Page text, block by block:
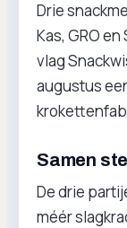
Drie
Kas, GRO
vlag
augustus
Samen
De drie
méér